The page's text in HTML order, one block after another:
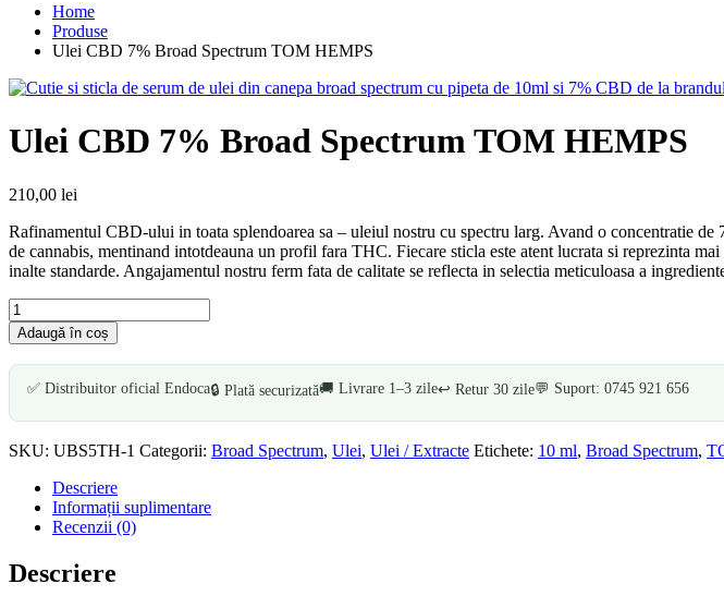
Home
Produse
Ulei CBD 7% Broad Spectrum TOM HEMPS
Ulei CBD 7% Broad Spectrum TOM HEMPS
210,00 lei
Rafinamentul CBD-ului in toata splendoarea sa – uleiul nostru cu spectru larg. Avand o concentratie
de cannabis, mentinand intotdeauna un profil fara THC. Fiecare sticla este atent lucrata si reprezinta
inalte standarde. Angajamentul nostru ferm fata de calitate se reflecta in selectia meticuloasa a
Cantitate
Ulei
CBD
7%
Broad
TOM
HEMPS
Adaugă în coș
✅ Distribuitor oficial Endoca🔒 Plată securizată🚚 Livrare 1–3 zile↩️ Retur 30 zile💬 Suport: 0745 921 656
SKU: UBS5TH-1 Categorii: Broad Spectrum, Ulei, Ulei / Extracte Etichete: 10 ml, Broad Spectrum,
Descriere
Informații suplimentare
Recenzii (0)
Descriere